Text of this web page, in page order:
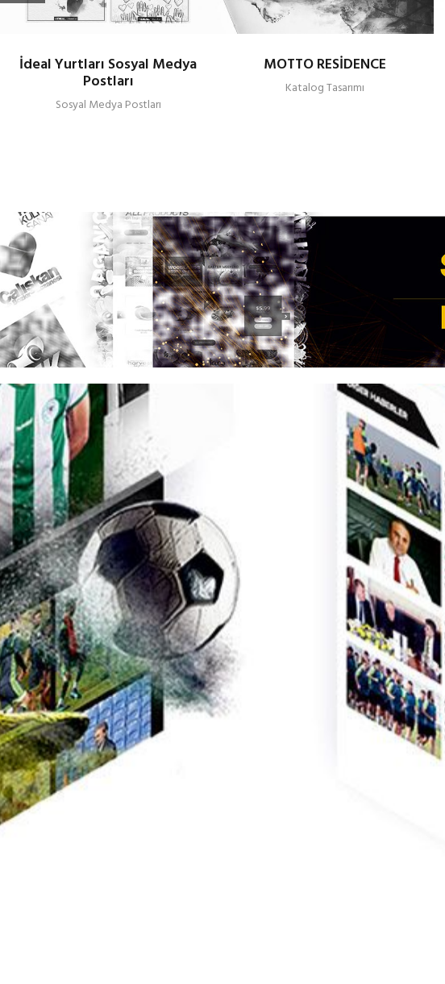
İdeal Yurtları Sosyal Medya
Postları
Sosyal Medya Postları
MOTTO RESİDENCE
Katalog Tasarımı